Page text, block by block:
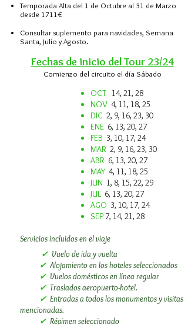
Temporada Alta del 1 de Octubre al 31 de Marzo
desde 1711€
Consultar suplemento para navidades, Semana
Santa, Julio y Agosto.
Fechas de inicio del Tour23/24
Comienzo del circuito el día Sábado
OCT 14, 21, 28
NOV 4, 11, 18, 25
DIC 2, 9, 16, 23, 30
ENE 6, 13, 20, 27
FEB 3, 10, 17, 24
MAR 2, 9, 16, 23, 30
ABR 6, 13, 20, 27
MAY 4, 11, 18, 25
JUN 1, 8, 15, 22, 29
JUL 6, 13, 20, 27
AGO 3, 10, 17, 24
SEP 7, 14, 21, 28
Servicios incluidos en el viaje​
✔ Vuelo de ida y vuelta
✔ Alojamiento en los hoteles seleccionados
✔ Vuelos domésticos en línea regular
✔ Traslados aeropuerto-hotel.
✔ Entradas a todos los monumentos y visitas
mencionadas.
✔ Régimen seleccionado